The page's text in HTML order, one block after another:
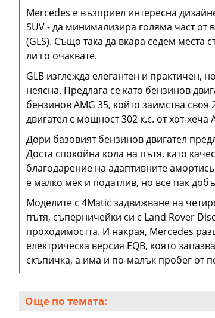
Mercedes е възприел интересна
SUV - да минимализира голяма част от
(GLS). Също така да вкара седем места
ли го очаквате.
GLB изглежда елегантен и практичен,
неясна. Предлага се като бензинов
бензинов AMG 35, който заимства
двигател с мощност 302 к.с. от хот-хеча
Дори базовият бензинов двигател
Доста спокойна кола на пътя, като
благодарение на адаптивните
е малко мек и податлив, но все пак
Моделите с 4Matic задвижване на
пътя, съперничейки си с Land Rover
проходимостта. И накрая, Mercedes
електрическа версия EQB, която
скъпичка, а има и по-малък пробег от
Още по темата: